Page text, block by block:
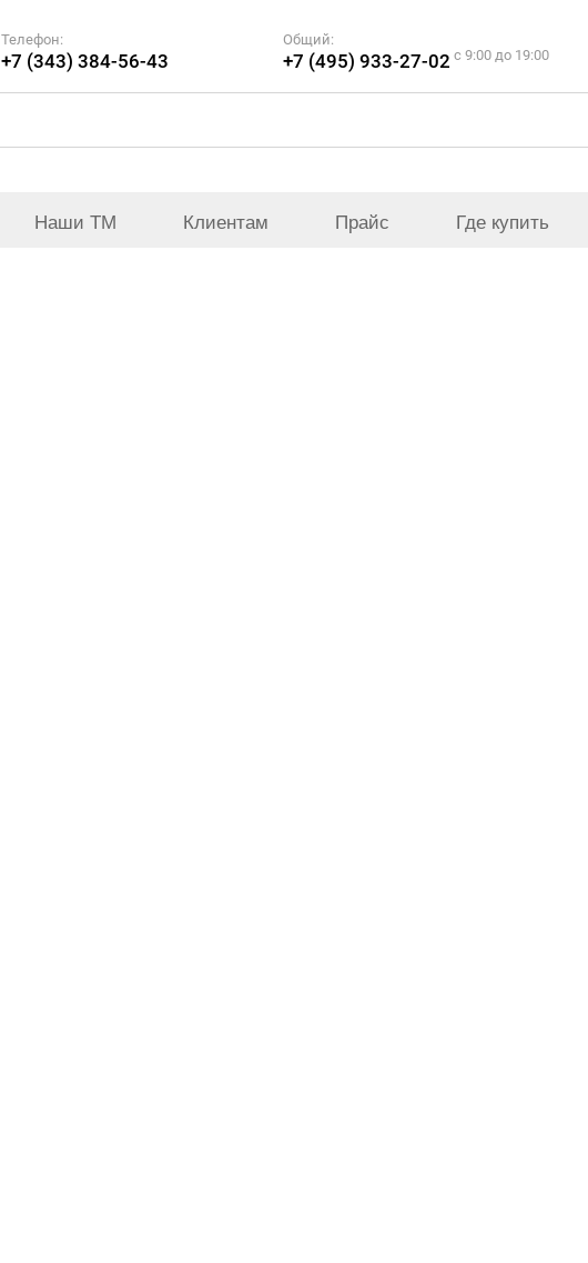
Телефон:
+7 (343) 384-56-43
Общий:
+7 (495) 933-27-02 c 9:00 до 19:00
Наши ТМ Клиентам Прайс Где купить